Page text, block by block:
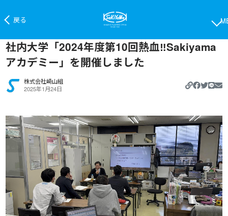
戻る
社内大学「2024年度第10回熱血‼Sakiyama
アカデミー」を開催しました
株式会社崎山組
2025年1月24日
https://